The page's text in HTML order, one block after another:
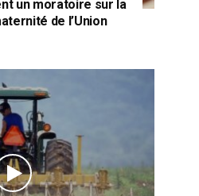
un moratoire sur la
de l’Union